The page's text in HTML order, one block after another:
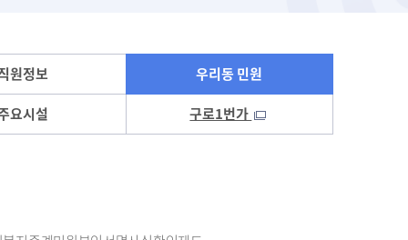
원정보
우리동 민원
요시설 구로1번가